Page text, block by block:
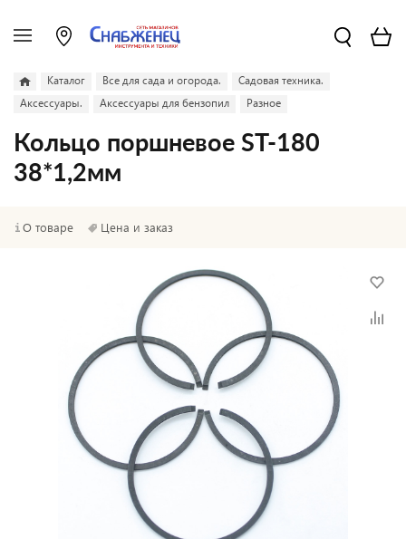
Каталог Все для сада и огорода.
Садовая техника.
Аксессуары.
Аксессуары для бензопил Разное
Кольцо поршневое ST-180
38*1,2мм
О товаре Цена и заказ